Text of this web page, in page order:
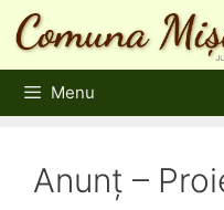
Sari
conținut
Menu
Anunț –